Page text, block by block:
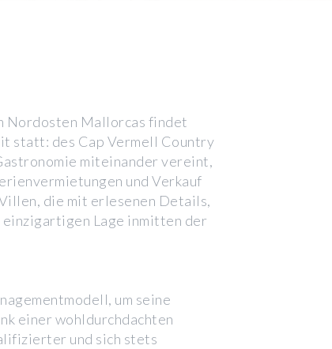
Nordosten Mallorcas findet
statt: des Cap Vermell Country
miteinander vereint,
und Verkauf
die mit erlesenen Details,
einzigartigen Lage inmitten der
um seine
einer wohldurchdachten
und sich stets